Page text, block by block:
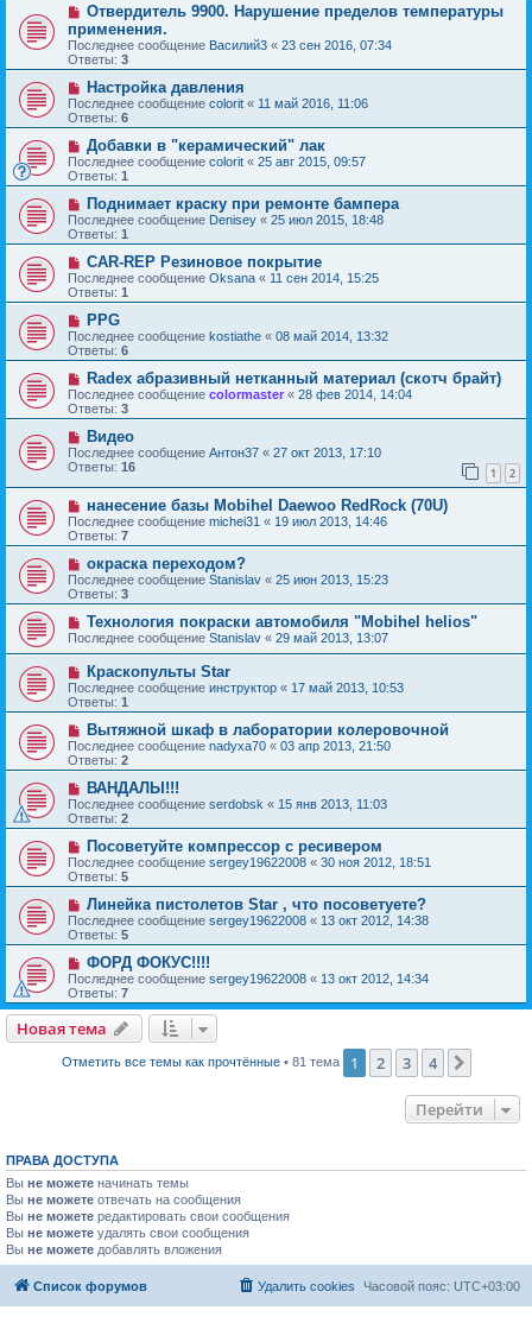
Отвердитель 9900. Нарушение пределов температуры
применения.
Последнее сообщение Василий3 « 23 сен 2016, 07:34
Ответы: 3
Настройка давления
Последнее сообщение colorit « 11 май 2016, 11:06
Ответы: 6
Добавки в "керамический" лак
Последнее сообщение colorit « 25 авг 2015, 09:57
Ответы: 1
Поднимает краску при ремонте бампера
Последнее сообщение Denisey « 25 июл 2015, 18:48
Ответы: 1
CAR-REP Резиновое покрытие
Последнее сообщение Oksana « 11 сен 2014, 15:25
Ответы: 1
PPG
Последнее сообщение kostiathe « 08 май 2014, 13:32
Ответы: 6
Radex абразивный нетканный материал (скотч брайт)
Последнее сообщение colormaster « 28 фев 2014, 14:04
Ответы: 3
Видео
Последнее сообщение Антон37 « 27 окт 2013, 17:10
Ответы: 16 1 2
нанесение базы Mobihel Daewoo RedRock (70U)
Последнее сообщение michei31 « 19 июл 2013, 14:46
Ответы: 7
окраска переходом?
Последнее сообщение Stanislav « 25 июн 2013, 15:23
Ответы: 3
Технология покраски автомобиля "Mobihel helios"
Последнее сообщение Stanislav « 29 май 2013, 13:07
Краскопульты Star
Последнее сообщение инструктор « 17 май 2013, 10:53
Ответы: 1
Вытяжной шкаф в лаборатории колеровочной
Последнее сообщение nadyxa70 « 03 апр 2013, 21:50
Ответы: 2
ВАНДАЛЫ!!!
Последнее сообщение serdobsk « 15 янв 2013, 11:03
Ответы: 2
Посоветуйте компрессор с ресивером
Последнее сообщение sergey19622008 « 30 ноя 2012, 18:51
Ответы: 5
Линейка пистолетов Star , что посоветуете?
Последнее сообщение sergey19622008 « 13 окт 2012, 14:38
Ответы: 5
ФОРД ФОКУС!!!!
Последнее сообщение sergey19622008 « 13 окт 2012, 14:34
Ответы: 7
Новая тема
Отметить все темы как прочтённые• 81 тема 1 2 3 4
Перейти
ПРАВА ДОСТУПА
Вы не можете начинать темы
Вы не можете отвечать на сообщения
Вы не можете редактировать свои сообщения
Вы не можете удалять свои сообщения
Вы не можете добавлять вложения
Список форумов Часовой пояс: UTC+03:00
Удалить cookies